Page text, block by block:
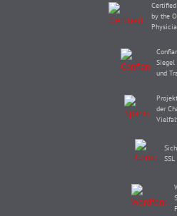
by the
und
der
SSL